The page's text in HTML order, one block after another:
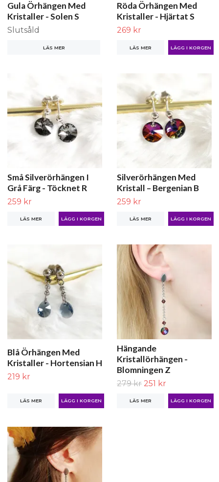
Gula Örhängen Med
Kristaller - Solen S
Slutsåld
LÄS MER
Röda Örhängen Med
Kristaller - Hjärtat S
269 kr
LÄS MER
Små Silverörhängen I
Grå Färg - Töcknet R
259 kr
LÄS MER
Silverörhängen Med
Kristall – Bergenian B
259 kr
LÄS MER
Blå Örhängen Med
Kristaller - Hortensian H
219 kr
LÄS MER
Hängande
Kristallörhängen -
Blomningen Z
279 kr 251 kr
LÄS MER